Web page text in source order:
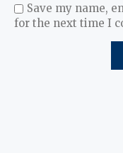
Save my name,
for the next time I